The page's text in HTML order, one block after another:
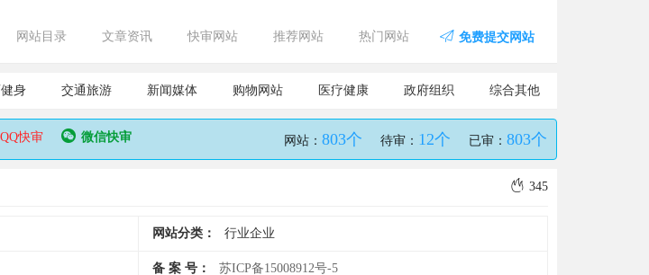
网站目录 文章资讯 快审网站 推荐网站 热门网站 免费提交网站
身 交通旅游 新闻媒体 购物网站 医疗健康 政府组织 综合其他
QQ快审 微信快审 网站： 803个 待审： 12个 已审： 803个
345
网站分类： 行业企业
备 案 号： 苏ICP备15008912号-5